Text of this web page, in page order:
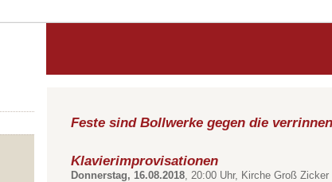
Feste sind Bollwerke gegen die
Klavierimprovisationen
Donnerstag, 16.08.2018, 20:00 Uhr, Kirche Groß Zicker